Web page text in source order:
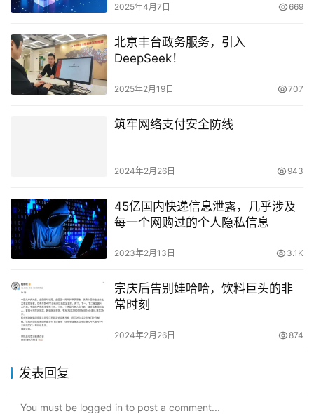
2025年4月7日 669
北京丰台政务服务，引入
DeepSeek！
2025年2月19日 707
筑牢网络支付安全防线
2024年2月26日 943
45亿国内快递信息泄露，几乎涉及
每一个网购过的个人隐私信息
2023年2月13日 3.1K
宗庆后告别娃哈哈，饮料巨头的非
常时刻
2024年2月26日 874
发表回复
You must be logged in to post a comment...